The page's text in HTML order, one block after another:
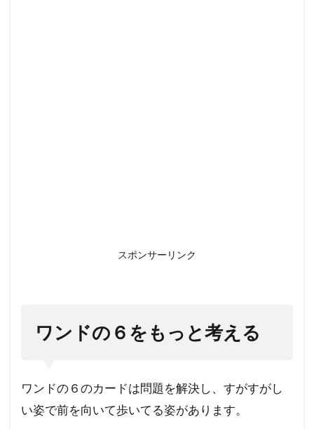
スポンサーリンク
ワンドの６をもっと考える
ワンドの６のカードは問題を解決し、すがすがし
い姿で前を向いて歩いてる姿があります。